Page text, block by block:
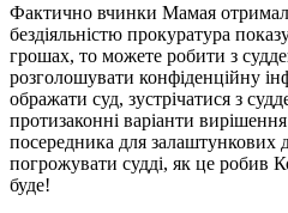
Фактично вчинки Мамая
бездіяльністю прокуратура
грошах, то можете робити з
розголошувати конфіденційну
ображати суд, зустрічатися з
протизаконні варіанти
посередника для залаштункових
погрожувати судді, як це робив
буде!